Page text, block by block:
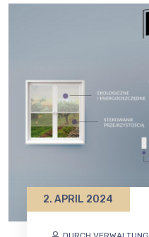
2. APRIL 2024